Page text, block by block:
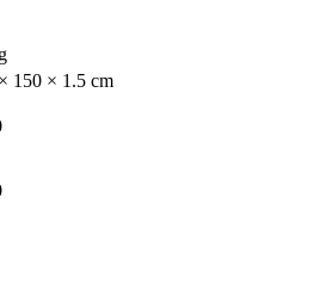
150 × 1.5 cm